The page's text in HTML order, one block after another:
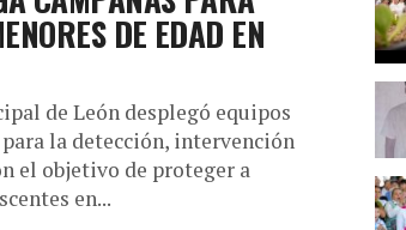
DE EDAD EN
de León desplegó equipos
la detección, intervención
el objetivo de proteger a
en...